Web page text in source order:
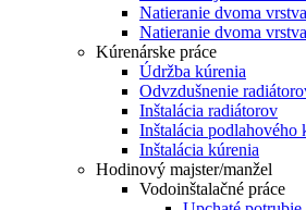
Natieranie dvoma
Natieranie dvoma
Kúrenárske práce
Údržba kúrenia
Odvzdušnenie
Inštalácia radiátorov
Inštalácia podlahového
Inštalácia kúrenia
Hodinový majster/manžel
Vodoinštalačné práce